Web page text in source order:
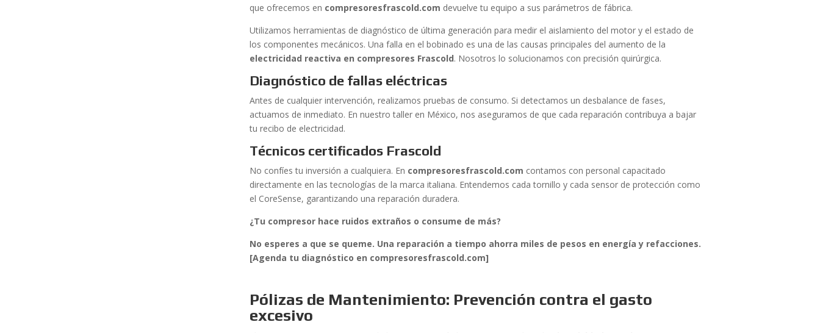
que ofrecemos en compresoresfrascold.com devuelve tu equipo a sus parámetros de fábrica.
Utilizamos herramientas de diagnóstico de última generación para medir el aislamiento del motor y el estado de
los componentes mecánicos. Una falla en el bobinado es una de las causas principales del aumento de la
electricidad reactiva en compresores Frascold. Nosotros lo solucionamos con precisión quirúrgica.
Diagnóstico de fallas eléctricas
Antes de cualquier intervención, realizamos pruebas de consumo. Si detectamos un desbalance de fases,
actuamos de inmediato. En nuestro taller en México, nos aseguramos de que cada reparación contribuya a bajar
tu recibo de electricidad.
Técnicos certificados Frascold
No confíes tu inversión a cualquiera. En compresoresfrascold.com contamos con personal capacitado
directamente en las tecnologías de la marca italiana. Entendemos cada tornillo y cada sensor de protección como
el CoreSense, garantizando una reparación duradera.
¿Tu compresor hace ruidos extraños o consume de más?
No esperes a que se queme. Una reparación a tiempo ahorra miles de pesos en energía y refacciones.
[Agenda tu diagnóstico en compresoresfrascold.com]
Pólizas de Mantenimiento: Prevención contra el gasto
excesivo